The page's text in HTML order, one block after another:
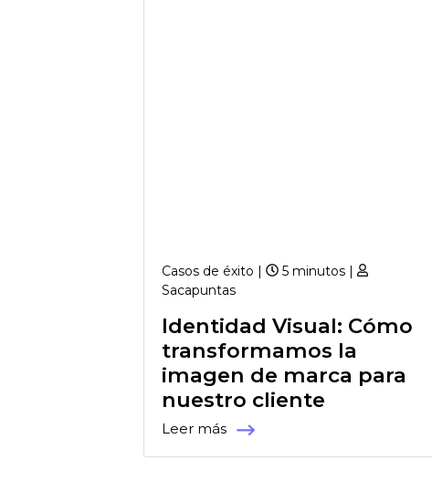
Casos de éxito |
5 minutos |
Sacapuntas
Identidad Visual: Cómo
transformamos la
imagen de marca para
nuestro cliente
Leer más